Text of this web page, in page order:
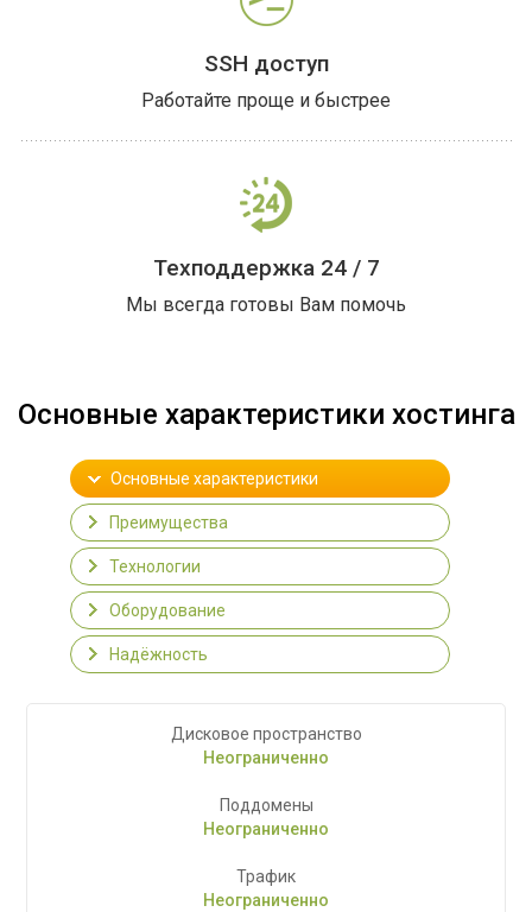
SSH доступ
Работайте проще и быстрее
Техподдержка 24 / 7
Мы всегда готовы Вам помочь
Основные характеристики хостинга
Основные характеристики
Преимущества
Технологии
Оборудование
Надёжность
Дисковое пространство
Неограниченно
Поддомены
Неограниченно
Трафик
Неограниченно